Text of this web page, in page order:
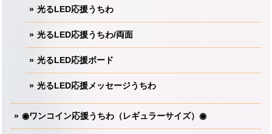
光るLED応援うちわ
光るLED応援うちわ/両面
光るLED応援ボード
光るLED応援メッセージうちわ
◉ワンコイン応援うちわ（レギュラーサイズ）◉